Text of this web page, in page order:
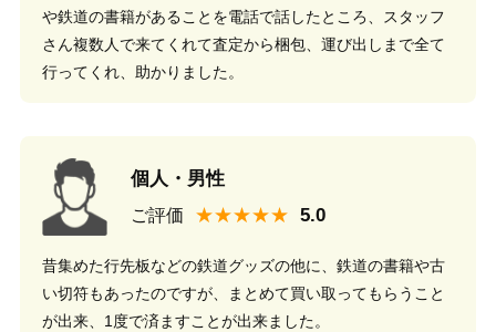
や鉄道の書籍があることを電話で話したところ、スタッフ
さん複数人で来てくれて査定から梱包、運び出しまで全て
行ってくれ、助かりました。
個人・男性
ご評価 ★★★★★
昔集めた行先板などの鉄道グッズの他に、鉄道の書籍や古
い切符もあったのですが、まとめて買い取ってもらうこと
が出来、1度で済ますことが出来ました。